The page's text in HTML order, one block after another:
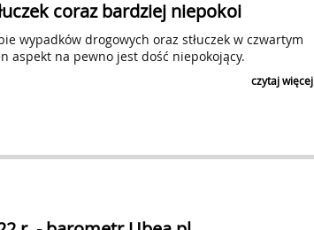
coraz bardziej niepokoi
wypadków drogowych oraz stłuczek w czwartym
aspekt na pewno jest dość niepokojący.
czytaj więcej